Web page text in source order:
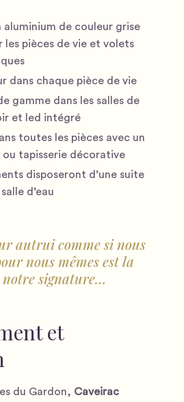
aluminium de couleur grise
les pièces de vie et volets
dans chaque pièce de vie
gamme dans les salles de
et led intégré
toutes les pièces avec un
ou tapisserie décorative
disposeront d’une suite
d’eau
autrui comme si nous
nous mêmes est la
notre signature…
et
du Gardon, Caveirac